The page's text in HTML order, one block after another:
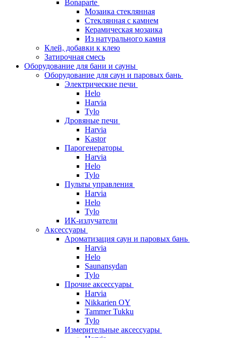
Bonaparte
Мозаика стеклянная
Стеклянная с камнем
Керамическая мозаика
Из натурального камня
Клей, добавки к клею
Затирочная смесь
Оборудование для бани и сауны
Оборудование для саун и паровых бань
Электрические печи
Helo
Harvia
Tylo
Дровяные печи
Harvia
Kastor
Парогенераторы
Harvia
Helo
Tylo
Пульты управления
Harvia
Helo
Tylo
ИК-излучатели
Аксессуары
Ароматизация саун и паровых бань
Harvia
Helo
Saunansydan
Tylo
Прочие аксессуары
Harvia
Nikkarien OY
Tammer Tukku
Tylo
Измерительные аксессуары